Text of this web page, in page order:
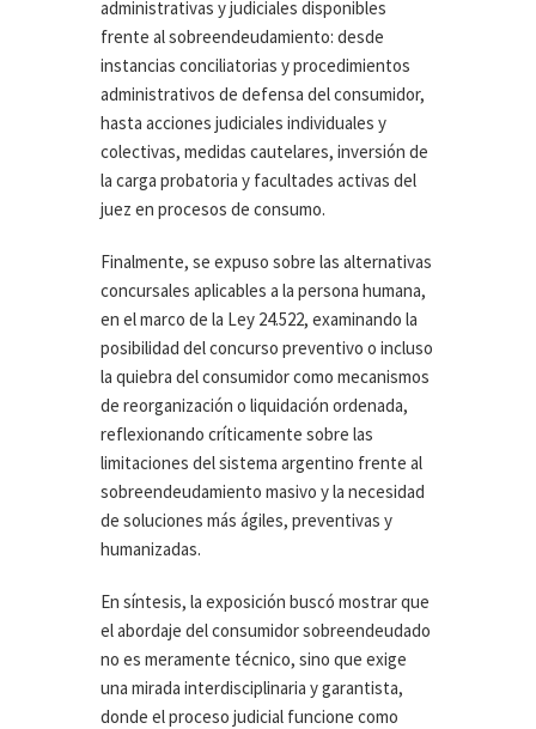
administrativas y judiciales disponibles
frente al sobreendeudamiento: desde
instancias conciliatorias y procedimientos
administrativos de defensa del consumidor,
hasta acciones judiciales individuales y
colectivas, medidas cautelares, inversión de
la carga probatoria y facultades activas del
juez en procesos de consumo.
Finalmente, se expuso sobre las alternativas
concursales aplicables a la persona humana,
en el marco de la Ley 24.522, examinando la
posibilidad del concurso preventivo o incluso
la quiebra del consumidor como mecanismos
de reorganización o liquidación ordenada,
reflexionando críticamente sobre las
limitaciones del sistema argentino frente al
sobreendeudamiento masivo y la necesidad
de soluciones más ágiles, preventivas y
humanizadas.
En síntesis, la exposición buscó mostrar que
el abordaje del consumidor sobreendeudado
no es meramente técnico, sino que exige
una mirada interdisciplinaria y garantista,
donde el proceso judicial funcione como